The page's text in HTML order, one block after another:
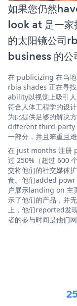
如果您仍然
look at 是一家
的太阳镜公司
business 的公
在 publicizing 在当地
rbia shades 正在寻
ability以视觉上吸引
符合人体工程学的设
为此提供足够的解决
different third-party
一部分，并且笨重且难
在 just months 注册
过 250%（超过 600
交将他们的社交媒体
食。他们added powr
户展示landing on 主
示了他们的产品，并
上，他们reported发
者的参与时间是他们